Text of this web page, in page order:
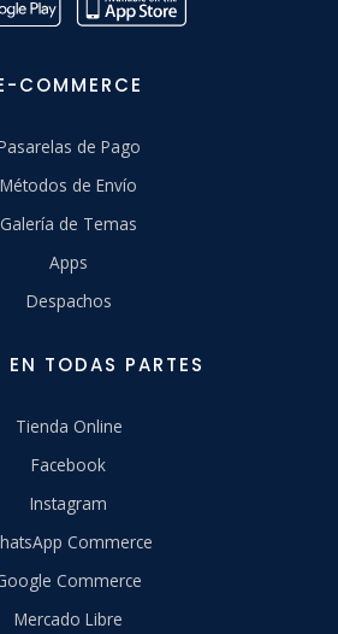
COMMERCE
de Pago
Métodos de Envío
Galería de Temas
Apps
Despachos
EN TODAS PARTES
Tienda Online
Facebook
Instagram
Commerce
Commerce
Mercado Libre